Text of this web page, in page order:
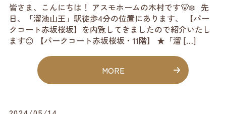
皆さま、こんにちは！ アスモホームの木村です🐻‍❄️ 先
日、「溜池山王」駅徒歩4分の位置にあります、 【パー
クコート赤坂桜坂】を内覧してきましたので紹介いたし
ます😊 【パークコート赤坂桜坂・11階】 ★「溜 […]
MORE